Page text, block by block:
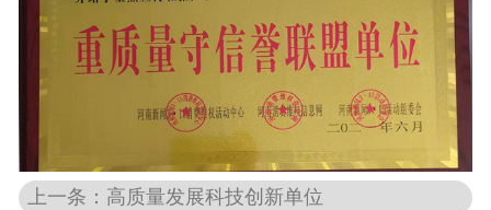
资质荣誉
成功案例
联系我们
上一条：高质量发展科技创新单位